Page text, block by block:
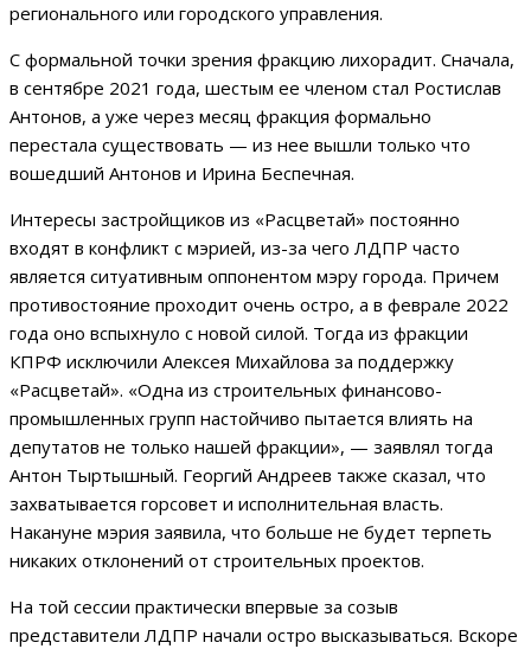
регионального или городского управления.
С формальной точки зрения фракцию лихорадит. Сначала,
в сентябре 2021 года, шестым ее членом стал Ростислав
Антонов, а уже через месяц фракция формально
перестала существовать — из нее вышли только что
вошедший Антонов и Ирина Беспечная.
Интересы застройщиков из «Расцветай» постоянно
входят в конфликт с мэрией, из-за чего ЛДПР часто
является ситуативным оппонентом мэру города. Причем
противостояние проходит очень остро, а в феврале 2022
года оно вспыхнуло с новой силой. Тогда из фракции
КПРФ исключили Алексея Михайлова за поддержку
«Расцветай». «Одна из строительных финансово-
промышленных групп настойчиво пытается влиять на
депутатов не только нашей фракции», — заявлял тогда
Антон Тыртышный. Георгий Андреев также сказал, что
захватывается горсовет и исполнительная власть.
Накануне мэрия заявила, что больше не будет терпеть
никаких отклонений от строительных проектов.
На той сессии практически впервые за созыв
представители ЛДПР начали остро высказываться. Вскоре